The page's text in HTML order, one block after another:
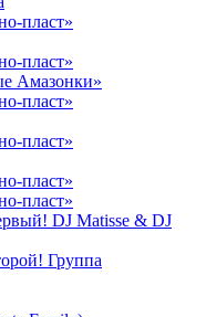
пласт»
пласт»
Амазонки»
пласт»
пласт»
пласт»
пласт»
DJ Matisse & DJ
Группа